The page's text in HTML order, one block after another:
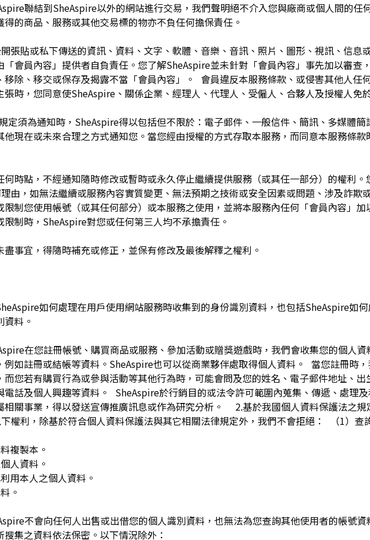
聯結到SheAspire以外的網站進行交易，我們聲明絕不介入您與廠商或個人間的任
的商品、服務或其他交易標的物亦不負任何擔保責任。
張貼或私下傳送的資訊、資料、文字、軟體、音樂、音訊、照片、圖形、視訊、信息
會員內容」提供者自負責任。您了解SheAspire並未針對「會員內容」事先加以審查
移除、移交或保存及揭露不當「會員內容」。 會員違反本服務條款、或侵害其他人任
時，您同意使SheAspire、關係企業、經理人、代理人、受僱人、合夥人及授權人免
定須為通知時，SheAspire得以包括但不限於：電子郵件、一般信件、簡訊、多媒體簡
現在或未來合理之方式通知您。當您經由授權的方式存取本服務，而同意本服務條款
時點，不經通知隨時修改或暫時或永久停止繼續提供服務（或其任一部分）的權利。
由，如無法繼續或服務內容實質變更、無法預期之技術或安全因素或問題、涉及詐欺
制您使用帳號（或其任何部分）或本服務之使用，並將本服務內任何「會員內容」加
制時，SheAspire對您或任何第三人均不承擔責任。
事宜，得隨時補充或修正，並保有修改及最後解釋之權利。
如何處理在用戶使用網站服務時收集到的身份識別資料，也包括SheAspire如
料。
在您註冊帳號、購買商品或服務、參加活動或贈獎遊戲時，我們會收集您的個人資
例如註冊或結帳等資料。SheAspire也可以從商業夥伴處取得個人資料。 當您註冊時
您若有購買行為或參與活動等其他行為時，可能會問及您的姓名、電子郵件地址、出
電話及個人興趣等資料。 SheAspire於行銷目的或法令許可範圍內蒐集、傳遞、處理
相關事業，得以發送宣傳推廣訊息或作為研究分析。 2.基於我國個人資料保護法之規
權利，除基於符合個人資料保護法與其它相關法律規定外，我們不會拒絕： （1）查
複製本。
人資料。
用本人之個人資料。
。
不會向任何人出售或出借您的個人識別資料，也無法為您查詢其他使用者的帳號資
集之資料依法保密。以下情況除外：